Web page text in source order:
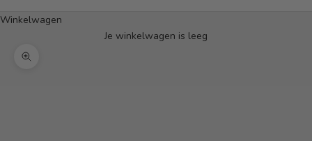
Winkelwagen
Je winkelwagen is leeg
In-/uitzoomen